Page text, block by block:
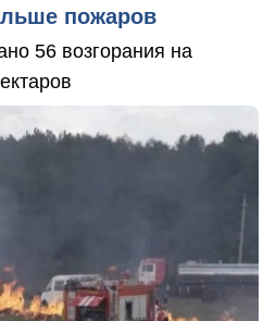
пожаров
56 возгорания на